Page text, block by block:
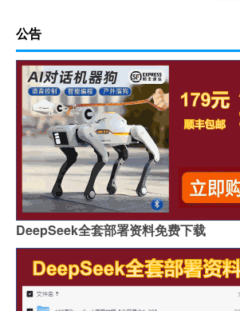
公告
DeepSeek全套部署资料免费下载